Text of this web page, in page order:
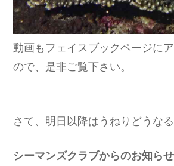
動画もフェイスブックページに
ので、是非ご覧下さい。
さて、明日以降はうねりどうな
シーマンズクラブからのお知らせ